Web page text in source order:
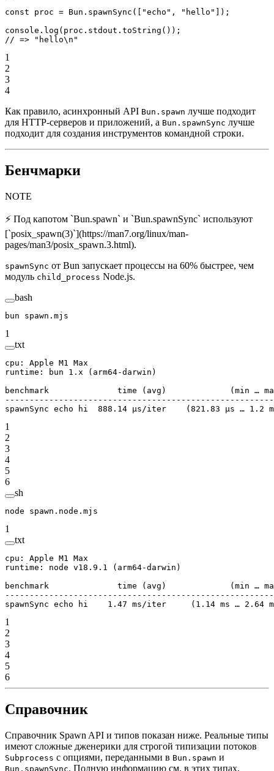
const proc = Bun. spawnSync ([ "echo" , "hello"
]);
console. log (proc.stdout. toString ());
// => "hello\n"
1
2
3
4
Как правило, асинхронный API Bun.spawn лучше подходит
для HTTP-серверов и приложений, а Bun.spawnSync лучше
подходит для создания инструментов командной строки.
Бенчмарки
NOTE
⚡️ Под капотом `Bun.spawn` и `Bun.spawnSync` используют
[`posix_spawn(3)`](https://man7.org/linux/man-
pages/man3/posix_spawn.3.html).
spawnSync от Bun запускает процессы на 60% быстрее, чем
модуль child_process Node.js.
bash
bun spawn.mjs
1
txt
cpu: Apple M1 Max
runtime: bun 1.x (arm64-darwin)
benchmark              time (avg)             (min …
spawnSync echo hi  888.14 µs/iter    (821.83 µs … 1.2
1
2
3
4
5
6
sh
node spawn.node.mjs
1
txt
cpu: Apple M1 Max
runtime: node v18.9.1 (arm64-darwin)
benchmark              time (avg)             (min …
spawnSync echo hi    1.47 ms/iter     (1.14 ms … 2.64
1
2
3
4
5
6
Справочник
Справочник Spawn API и типов показан ниже. Реальные типы
имеют сложные дженерики для строгой типизации потоков
Subprocess с опциями, переданными в Bun.spawn и
Bun.spawnSync. Полную информацию см. в этих типах,